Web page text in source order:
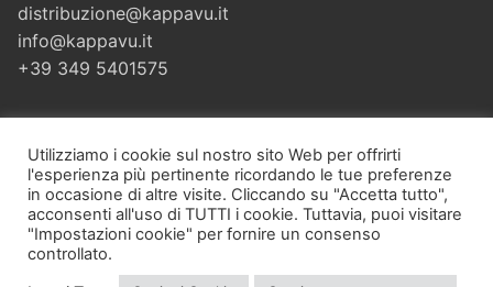
distribuzione@kappavu.it
info@kappavu.it
+39 349 5401575
Cerca:
Utilizziamo i cookie sul nostro sito Web per offrirti
l'esperienza più pertinente ricordando le tue preferenze
in occasione di altre visite. Cliccando su "Accetta tutto",
acconsenti all'uso di TUTTI i cookie. Tuttavia, puoi visitare
"Impostazioni cookie" per fornire un consenso
controllato.